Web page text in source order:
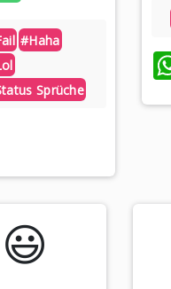
#haha
Sprüche
😃️